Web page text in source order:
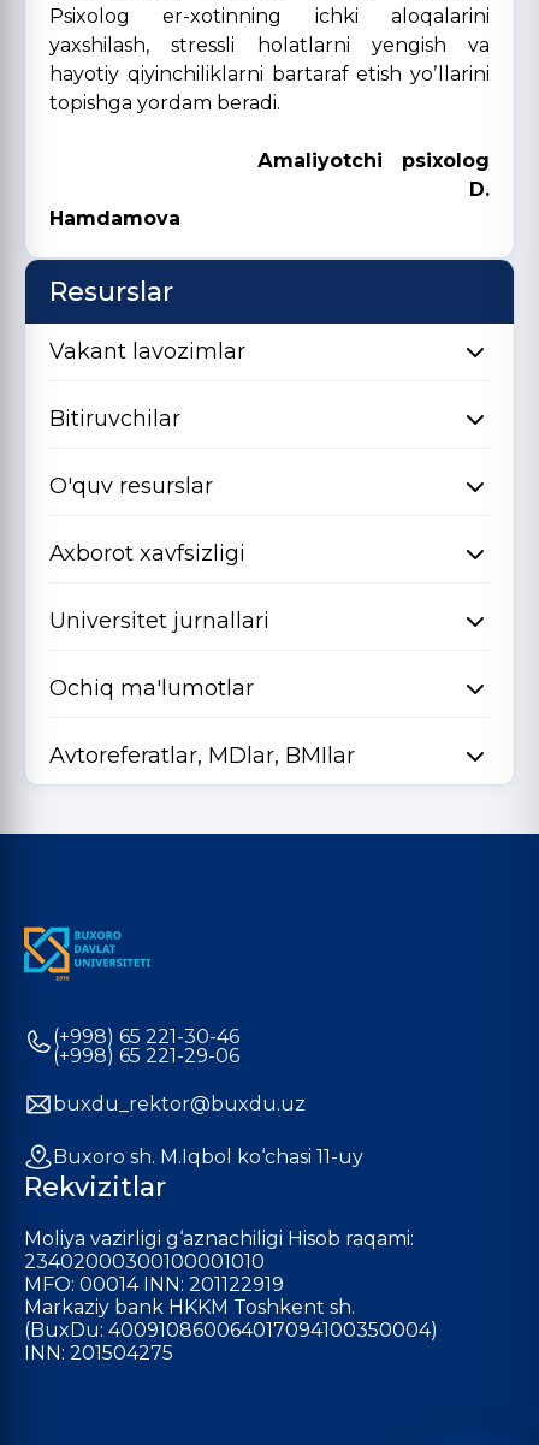
Psixolog er-xotinning ichki aloqalarini
yaxshilash, stressli holatlarni yengish va
hayotiy qiyinchiliklarni bartaraf etish yoʼllarini
topishga yordam beradi.
Аmaliyotchi psixolog
D.
Hamdamova
Resurslar
Vakant lavozimlar
Bitiruvchilar
O'quv resurslar
Axborot xavfsizligi
Universitet jurnallari
Ochiq ma'lumotlar
Avtoreferatlar, MDlar, BMIlar
(+998) 65 221-30-46
(+998) 65 221-29-06
buxdu_rektor@buxdu.uz
Buxoro sh. M.Iqbol ko‘chasi 11-uy
Rekvizitlar
Moliya vazirligi g‘aznachiligi Hisob raqami:
23402000300100001010
MFO: 00014 INN: 201122919
Markaziy bank HKKM Toshkent sh.
(BuxDu: 400910860064017094100350004)
INN: 201504275